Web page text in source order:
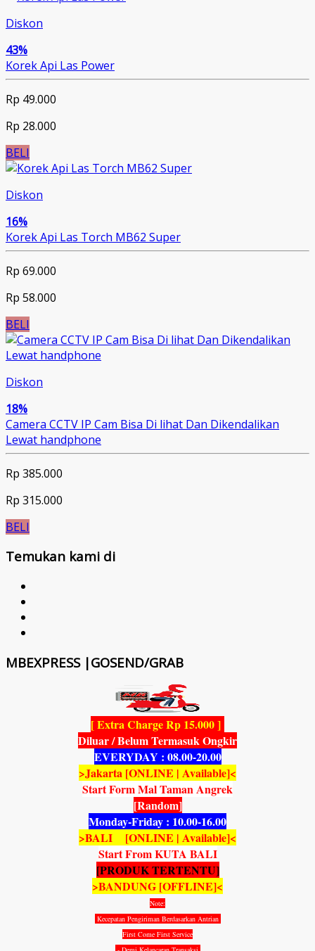
Diskon
43%
Korek Api Las Power
Rp 49.000
Rp 28.000
BELI
Diskon
16%
Korek Api Las Torch MB62 Super
Rp 69.000
Rp 58.000
BELI
Diskon
18%
Camera CCTV IP Cam Bisa Di lihat Dan Dikendalikan
Lewat handphone
Rp 385.000
Rp 315.000
BELI
Temukan kami di
MBEXPRESS |GOSEND/GRAB
[ Extra Charge Rp 15.000 ]
Diluar / Belum Termasuk Ongkir
EVERYDAY : 08.00-20.00
>Jakarta [ONLINE | Available]<
Start Form Mal Taman Angrek
[Random]
Monday-Friday : 10.00-16.00
>BALI [ONLINE | Available]<
Start From KUTA BALI
[PRODUK TERTENTU]
>BANDUNG [OFFLINE]<
Note:
Kecepatan Pengiriman Berdasarkan Antrian
First Come First Service